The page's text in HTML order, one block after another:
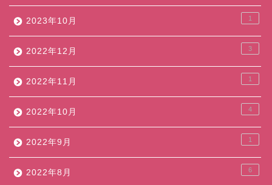
2023年10月 1
2022年12月 3
2022年11月 1
2022年10月 4
2022年9月 1
2022年8月 6